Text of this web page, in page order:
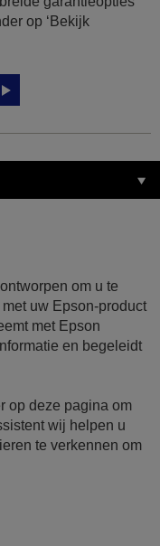
op ‘Bekijk
om u te
uw Epson-product
met Epson
en begeleidt
op deze pagina om
wij helpen u
te verkennen om